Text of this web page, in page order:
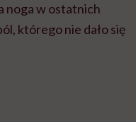
noga w ostatnich
którego nie dało się